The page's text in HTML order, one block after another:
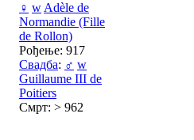
♀ w Adèle de
Normandie (Fille
de Rollon)
Рођење: 917
Свадба: ♂ w
Guillaume III de
Poitiers
Смрт: > 962